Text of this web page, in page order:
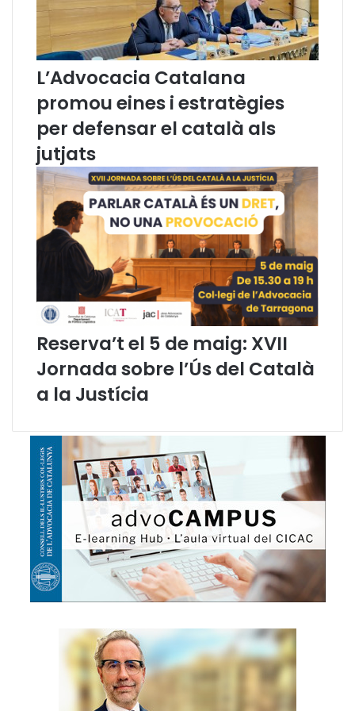
c
e
n
t
r
a
i
z
a
r
l
g
u
n
s
j
j
d
v
i
o
l
n
c
i
a
o
r
L’Advocacia Catalana
promou eines i estratègies
per defensar el català als
jutjats
Reserva’t el 5 de maig: XVII
Jornada sobre l’Ús del Català
a la Justícia